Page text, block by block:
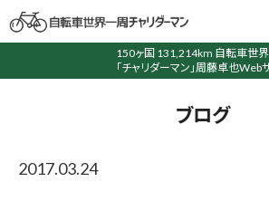
150ヶ国 131,214km 自転車世
「チャリダーマン」周藤卓也Web
ブログ
2017.03.24